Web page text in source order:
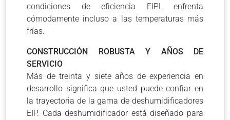
condiciones de eficiencia EIPL enfrenta
cómodamente incluso a las temperaturas más
frías.
CONSTRUCCIÓN ROBUSTA Y AÑOS DE
SERVICIO
Más de treinta y siete años de experiencia en
desarrollo significa que usted puede confiar en
la trayectoria de la gama de deshumidificadores
EIP. Cada deshumidificador está diseñado para